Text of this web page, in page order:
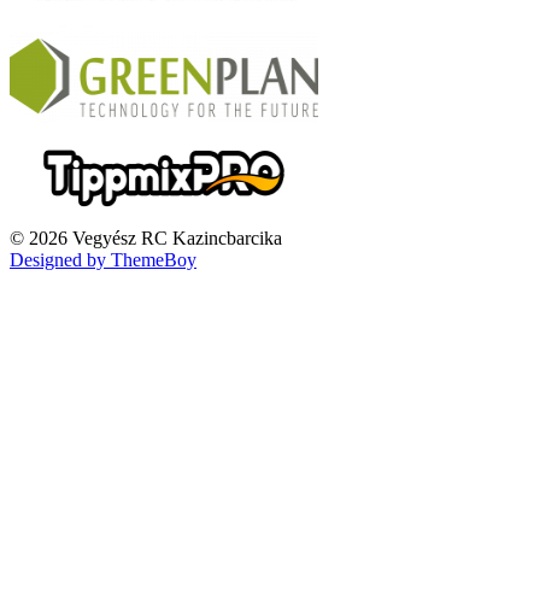
© 2026 Vegyész RC Kazincbarcika
Designed by ThemeBoy